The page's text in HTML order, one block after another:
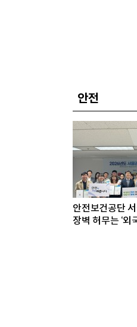
안전
안전보건공단
장벽 허무는 ‘외